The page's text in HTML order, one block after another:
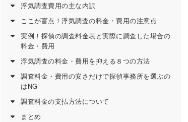
浮気調査費用の主な内訳
ここが盲点！浮気調査の料金・費用の注意点
実例！探偵の調査料金表と実際に調査した場合の
料金・費用
浮気調査の料金・費用を抑える８つの方法
調査料金・費用の安さだけで探偵事務所を選ぶの
はNG
調査料金の支払方法について
まとめ